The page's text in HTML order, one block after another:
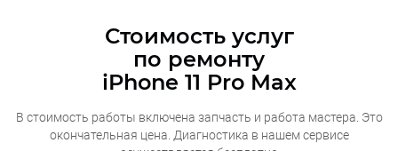
Стоимость услуг
по ремонту
iPhone 11 Pro Max
В стоимость работы включена запчасть и работа мастера. Это
окончательная цена. Диагностика в нашем сервисе